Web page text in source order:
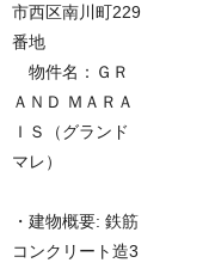
市西区南川町229
番地
物件名：ＧＲ
ＡＮＤ ＭＡＲＡ
ＩＳ（グランド
マレ）
・建物概要: 鉄筋
コンクリート造3